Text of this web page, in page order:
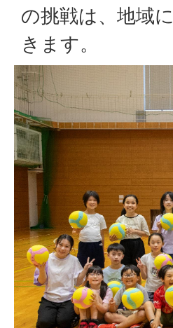
の挑戦は、地域
きます。